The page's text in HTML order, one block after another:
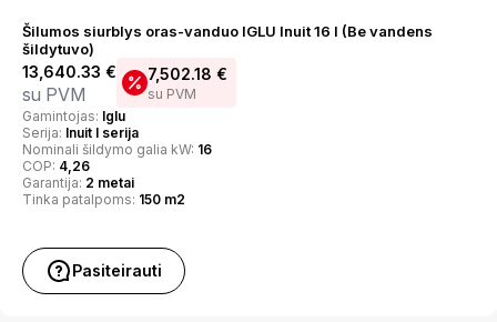
Šilumos siurblys oras-vanduo IGLU Inuit 16 I (Be vandens
šildytuvo)
13,640.33 €
su PVM
7,502.18 €
su PVM
Gamintojas: Iglu
Serija: Inuit I serija
Nominali šildymo galia kW: 16
COP: 4,26
Garantija: 2 metai
Tinka patalpoms: 150 m2
Pasiteirauti